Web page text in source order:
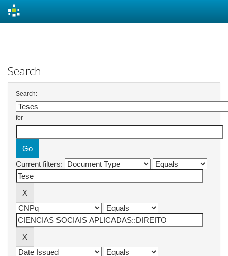
Search
Search:
for
Current filters: